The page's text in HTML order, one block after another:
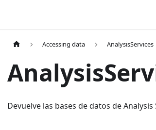
Accessing data AnalysisServices
Devuelve las bases de datos de